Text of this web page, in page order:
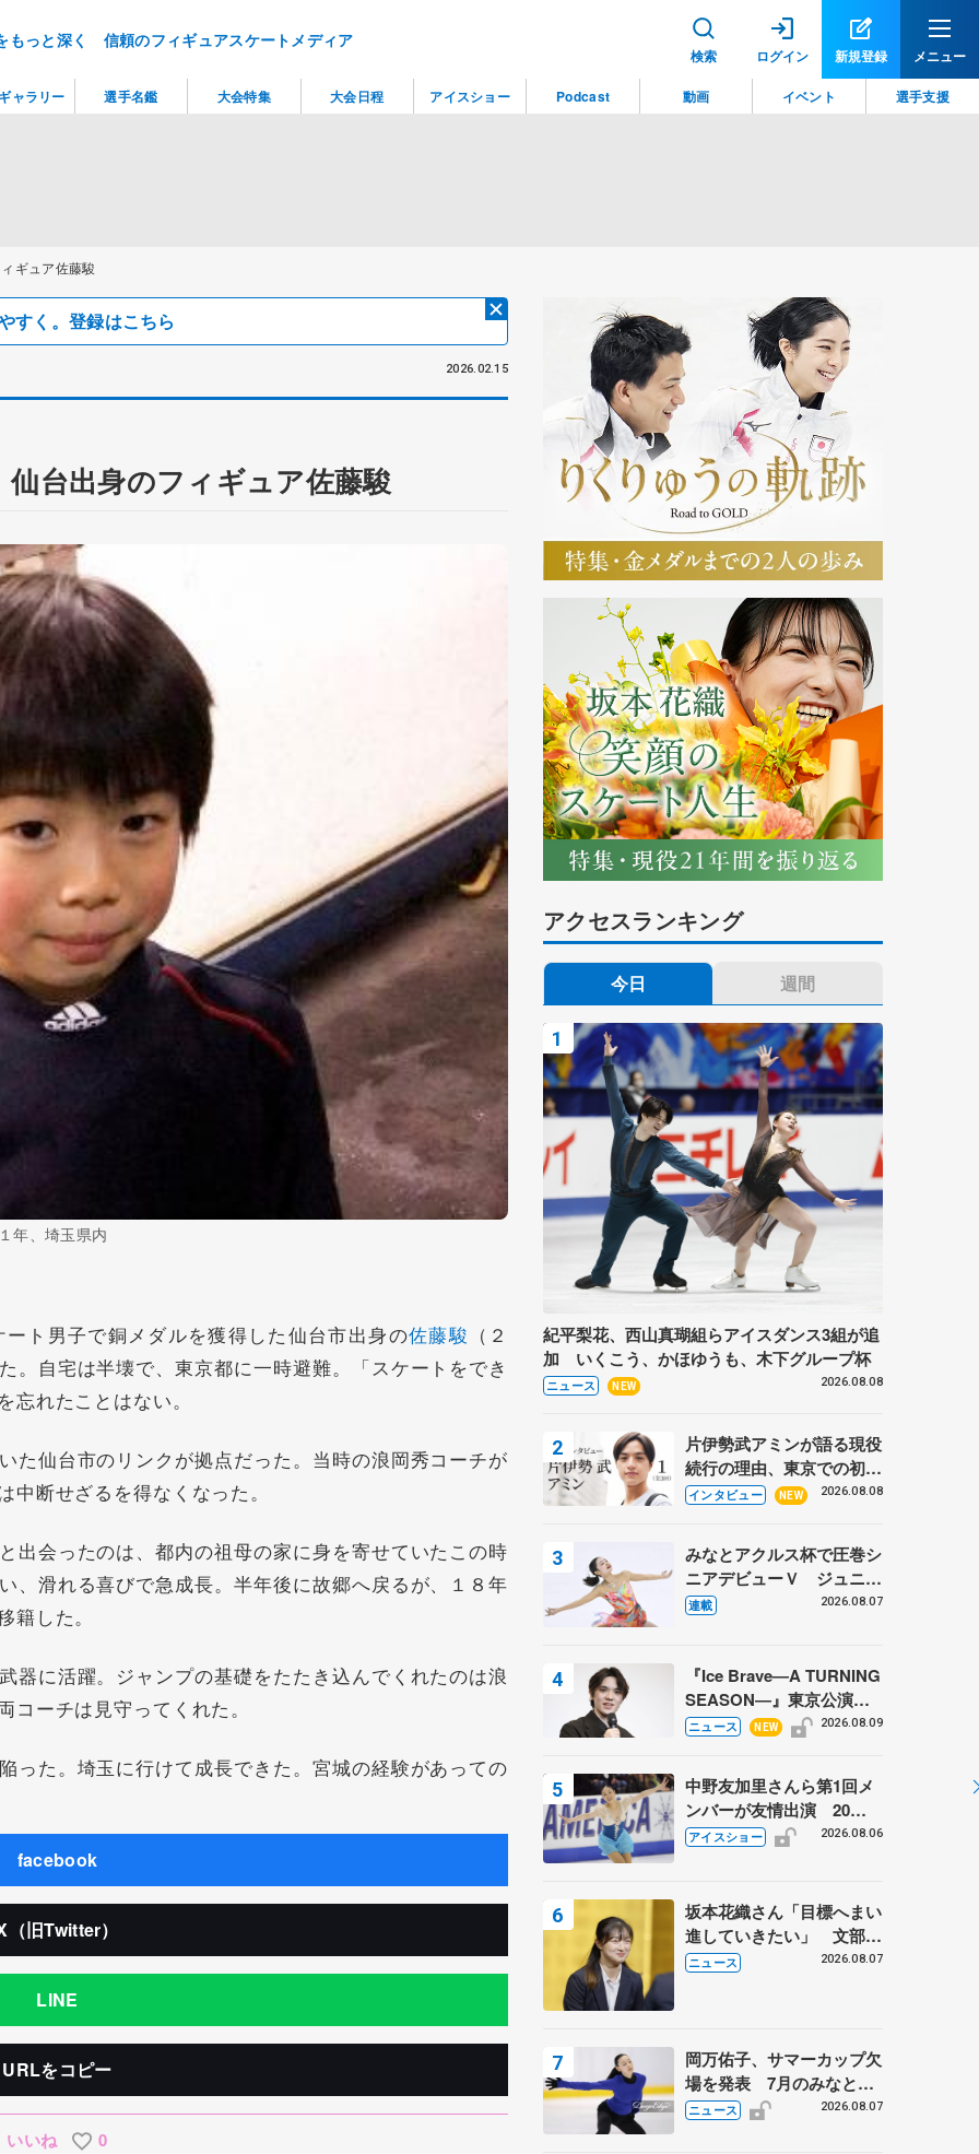
もっと深く 信頼のフィギュアスケートメディア
検索 ログイン 新規登録 メニュー
ギュア佐藤駿
すく。登録はこちら
2026.02.15
台出身のフィギュア佐藤駿
年、埼玉県内
ト男子で銅メダルを獲得した仙台市出身の佐藤駿 （２
。自宅は半壊で、東京都に一時避難。「スケートをでき
れたことはない。
た仙台市のリンクが拠点だった。当時の浪岡秀コーチが
断せざるを得なくなった。
会ったのは、都内の祖母の家に身を寄せていたこの時
、滑れる喜びで急成長。半年後に故郷へ戻るが、１８年
した。
に活躍。ジャンプの基礎をたたき込んでくれたのは浪
ーチは見守ってくれた。
た。埼玉に行けて成長できた。宮城の経験があっての
facebook
（旧Twitter）
LINE
URLをコピー
いいね 0
アクセスランキング
今日 週間
紀平梨花、西山真瑚組らアイスダンス3組が追
加 いくこう、かほゆうも、木下グループ杯
ニュース NEW 2026.08.08
片伊勢武アミンが語る現役
続行の理由、東京での初め
ての一人暮らし 注目スケ
インタビュー NEW 2026.08.08
みなとアクルス杯で圧巻シ
ニアデビューＶ ジュニア
で４シーズン無敗の島田麻
連載 2026.08.07
『Ice Brave―A TURNING
SEASON―』東京公演が
開幕、宇野昌磨の『Ice
る記事 5選
ニュース NEW 2026.08.09
中野友加里さんら第1回メ
ンバーが友情出演 20周
年の「フレンズオンアイ
アイスショー 2026.08.06
坂本花織さん「目標へまい
進していきたい」 文部科
学省スポーツ表彰式で代表
ニュース 2026.08.07
岡万佑子、サマーカップ欠
場を発表 7月のみなとア
クルス杯は腰痛の影響で
ニュース 2026.08.07
ャラリー 選手名鑑 大会特集 大会日程 アイスショー Podcast 動画 イベント 選手支援